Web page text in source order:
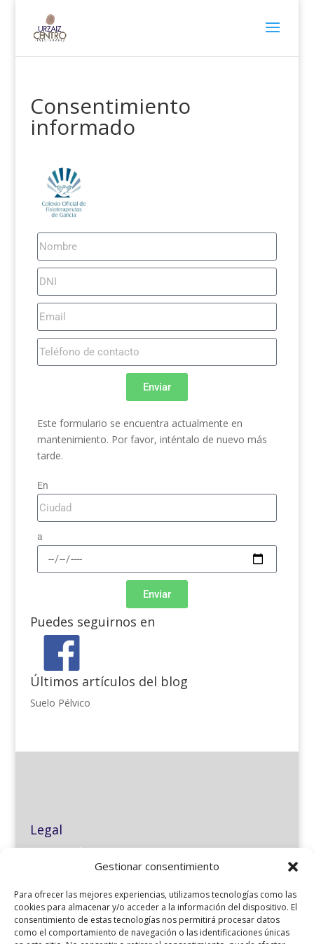
Gestionar consentimiento
Para ofrecer las mejores experiencias, utilizamos tecnologías como las
cookies para almacenar y/o acceder a la información del dispositivo. El
consentimiento de estas tecnologías nos permitirá procesar datos
como el comportamiento de navegación o las identificaciones únicas
Consentimiento
informado
Enviar
Este formulario se encuentra actualmente en
mantenimiento. Por favor, inténtalo de nuevo más
tarde.
En
a
Enviar
Puedes seguirnos en
Últimos artículos del blog
Suelo Pélvico
Legal
Aviso Legal
Política de privacidad
Formas de pago y devoluciones